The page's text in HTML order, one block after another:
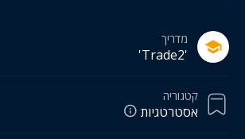
מדריך
'Trade2'
קטגוריה
אסטרטגיות